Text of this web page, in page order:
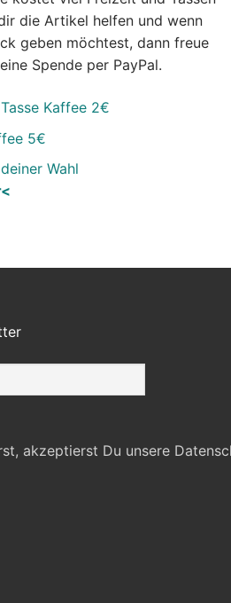
die Artikel helfen und wenn
geben möchtest, dann freue
Spende per PayPal.
Kaffee 2€
5€
Wahl
akzeptierst Du unsere